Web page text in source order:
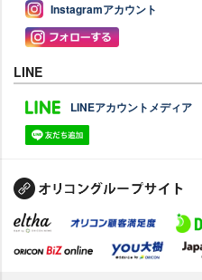
Instagramアカウント
LINE
LINEアカウントメディア